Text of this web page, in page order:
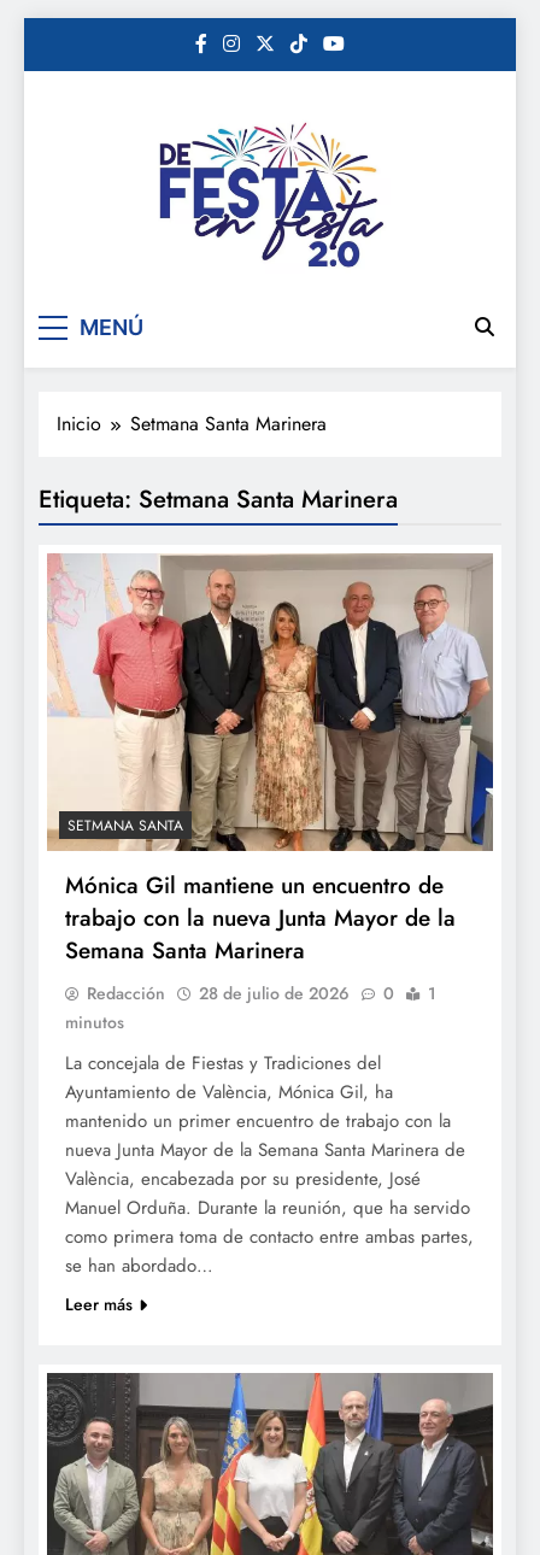
De festa en festa 2.0
MENÚ
Inicio Setmana Santa Marinera
Etiqueta: Setmana Santa Marinera
SETMANA SANTA
Mónica Gil mantiene un encuentro de
trabajo con la nueva Junta Mayor de la
Semana Santa Marinera
Redacción 28 de julio de 2026 0
1
minutos
La concejala de Fiestas y Tradiciones del
Ayuntamiento de València, Mónica Gil, ha
mantenido un primer encuentro de trabajo con la
nueva Junta Mayor de la Semana Santa Marinera de
València, encabezada por su presidente, José
Manuel Orduña. Durante la reunión, que ha servido
como primera toma de contacto entre ambas partes,
se han abordado…
Leer más